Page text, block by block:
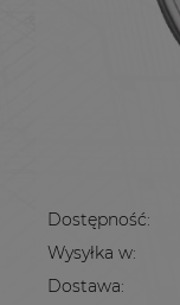
Dostępność:
Wysyłka w:
Dostawa: